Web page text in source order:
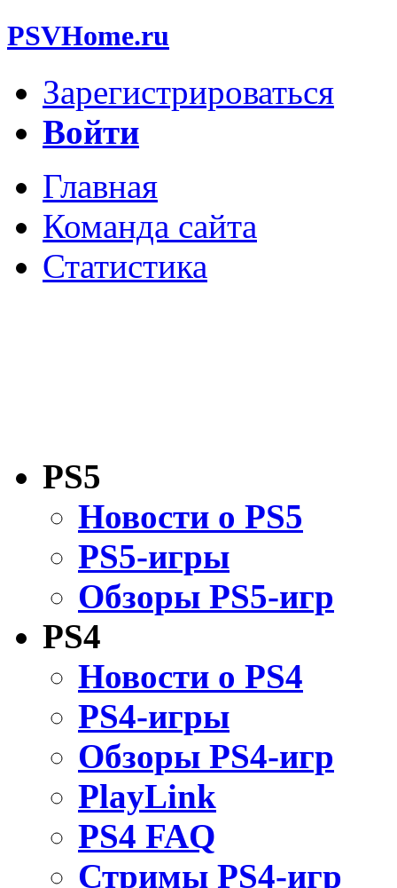
PSVHome.ru
Зарегистрироваться
Войти
Главная
Команда сайта
Статистика
PS5
Новости о PS5
PS5-игры
Обзоры PS5-игр
PS4
Новости о PS4
PS4-игры
Обзоры PS4-игр
PlayLink
PS4 FAQ
Стримы PS4-игр